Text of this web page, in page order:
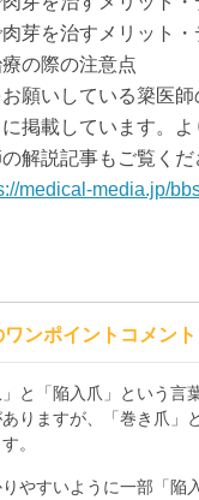
芽を治すメリット・
の際の注意点
願いしている簗医
掲載しています。よ
解説記事もご覧く
medical-media.jp/
ンポイントコメント
と「陥入爪」という言
りますが、「巻き爪」
。
やすいように一部「陥